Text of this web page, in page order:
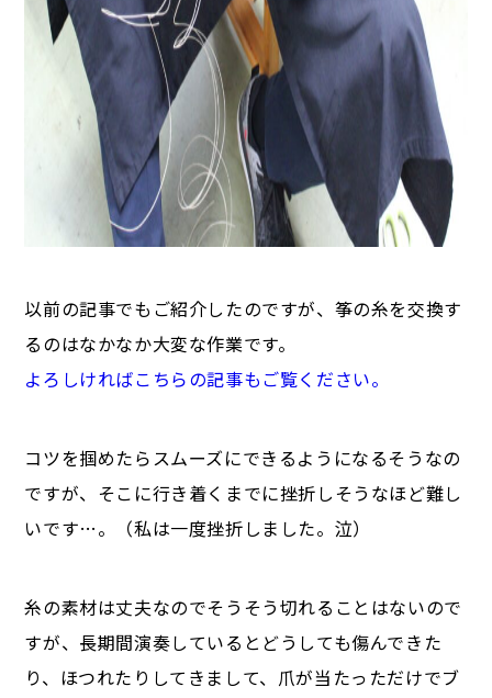
以前の記事でもご紹介したのですが、筝の糸を交換す
るのはなかなか大変な作業です。
よろしければこちらの記事もご覧ください。
コツを掴めたらスムーズにできるようになるそうなの
ですが、そこに行き着くまでに挫折しそうなほど難し
いです…。（私は一度挫折しました。泣）
糸の素材は丈夫なのでそうそう切れることはないので
すが、長期間演奏しているとどうしても傷んできた
り、ほつれたりしてきまして、爪が当たっただけでブ